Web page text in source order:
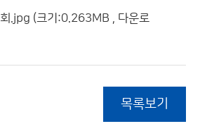
.jpg (크기:0.263MB , 다운로
목록보기